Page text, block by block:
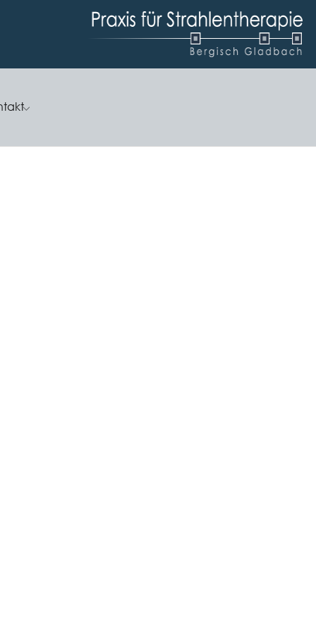
"Karriere"
Submenu for "Kontakt"